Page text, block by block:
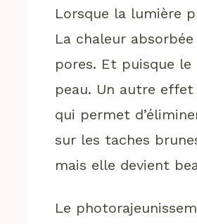
Lorsque la lumière
La chaleur
pores. Et puisque
peau. Un autre
qui permet
sur les taches
mais elle devient
Le